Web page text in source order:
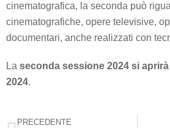
cinematografica, la seconda può
cinematografiche, opere televisive,
documentari, anche realizzati con
La seconda sessione 2024 si
2024.
PRECEDENTE